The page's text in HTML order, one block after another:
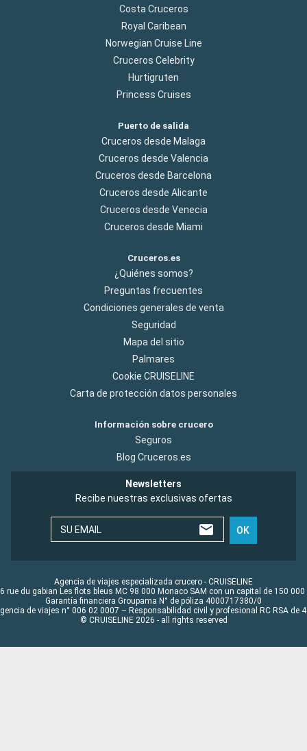
Costa Cruceros
Royal Caribean
Norwegian Cruise Line
Cruceros Celebrity
Hurtigruten
Princess Cruises
Puerto de salida
Cruceros desde Malaga
Cruceros desde Valencia
Cruceros desde Barcelona
Cruceros desde Alicante
Cruceros desde Venecia
Cruceros desde Miami
Cruceros.es
¿Quiénes somos?
Preguntas frecuentes
Condiciones generales de venta
Seguridad
Mapa del sitio
Palmares
Cookie CRUISELINE
Carta de protección datos personales
Información sobre crucero
Seguros
Blog Cruceros.es
Newsletters
Recibe nuestras exclusivas ofertas
SU EMAIL OK
Agencia de viajes especializada crucero - CRUISELINE
rue du gabian Les flots bleus MC 98 000 Monaco SAM con un capital de 150 000
Garantía financiera Groupama N° de póliza 4000717380/0
de viajes n° 006 02 0007 – Responsabilidad civil y profesional RC RSA de
© CRUISELINE 2026 - all rights reserved